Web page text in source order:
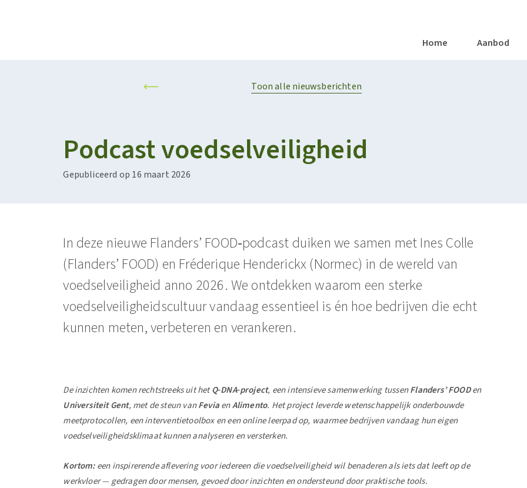
Home Aanbod
Toon alle nieuwsberichten
Podcast voedselveiligheid
Gepubliceerd op 16 maart 2026
In deze nieuwe Flanders’ FOOD‑podcast duiken we samen met Ines Colle
(Flanders’ FOOD) en Fréderique Henderickx (Normec) in de wereld van
voedselveiligheid anno 2026. We ontdekken waarom een sterke
voedselveiligheidscultuur vandaag essentieel is én hoe bedrijven die echt
kunnen meten, verbeteren en verankeren.
De inzichten komen rechtstreeks uit hetQ‑DNA‑project, een intensieve samenwerking tussenFlanders’ FOODen
Universiteit Gent, met de steun vanFeviaenAlimento. Het project leverde wetenschappelijk onderbouwde
meetprotocollen, een interventietoolbox en een online leerpad op, waarmee bedrijven vandaag hun eigen
voedselveiligheidsklimaat kunnen analyseren en versterken.
Kortom:een inspirerende aflevering voor iedereen die voedselveiligheid wil benaderen als iets dat leeft op de
werkvloer — gedragen door mensen, gevoed door inzichten en ondersteund door praktische tools.